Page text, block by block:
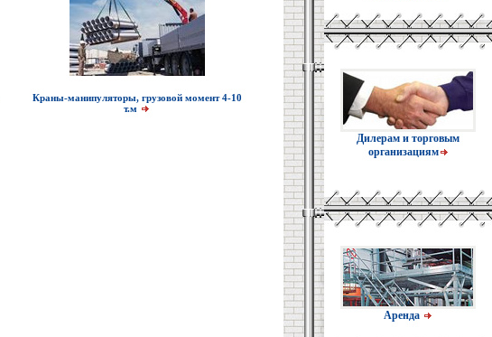
Краны-манипуляторы, грузовой момент 4-10
т.м
Дилерам и торговым
организациям
Аренда